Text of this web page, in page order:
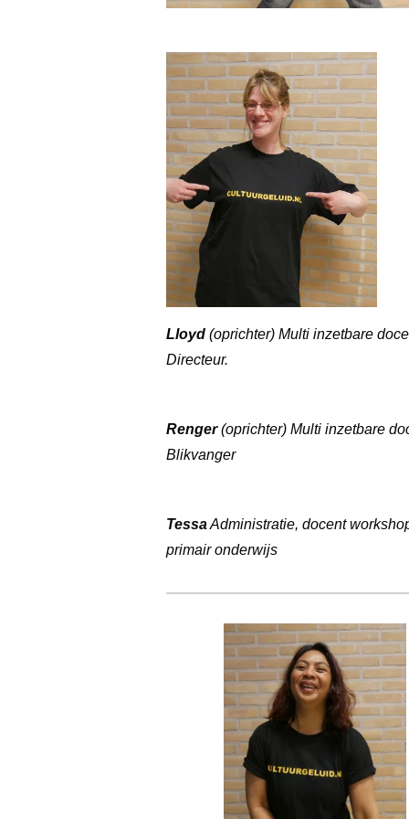
Lloyd (oprichter) Multi inzetbare
Directeur.
Renger(oprichter) Multi inzetbare
Blikvanger
TessaAdministratie, docent
primair onderwijs